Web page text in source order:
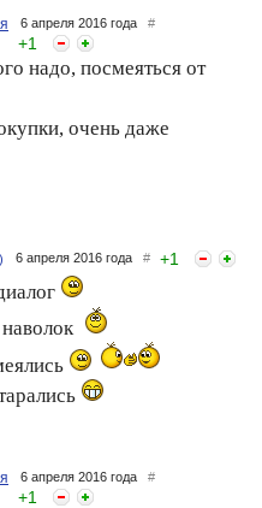
6 апреля 2016 года #
+1
надо, посмеяться от
очень даже
6 апреля 2016 года # +1
6 апреля 2016 года #
+1